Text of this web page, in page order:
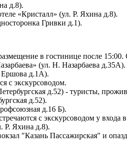
д.8).
«Кристалл» (ул. Р. Яхина д.8).
Гривки д.1).
в гостинице после
(ул. Н. Назарбаева д.35А).
Ершова д.1А).
с экскурсоводом.
д.52) - туристы,
д.52).
д.16 Б).
с экскурсоводом у входа
Р. Яхина д.8).
"Казань Пассажирская" и